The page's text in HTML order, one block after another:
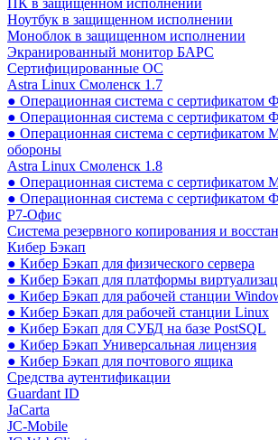
Ноутбук в защищенном исполнении
Моноблок в защищенном исполнении
Экранированный монитор БАРС
Сертифицированные ОС
Astra Linux Смоленск 1.7
● Операционная система с
● Операционная система с сертификатом
● Операционная система с сертификатом
обороны
Astra Linux Смоленск 1.8
● Операционная система с сертификатом
● Операционная система с
Р7-Офис
Система резервного копирования и
Кибер Бэкап
● Кибер Бэкап для физического сервера
● Кибер Бэкап для платформы
● Кибер Бэкап для рабочей станции
● Кибер Бэкап для рабочей станции Linux
● Кибер Бэкап для СУБД на базе PostSQL
● Кибер Бэкап Универсальная лицензия
● Кибер Бэкап для почтового ящика
Средства аутентификации
Guardant ID
JaCarta
JC-Mobile